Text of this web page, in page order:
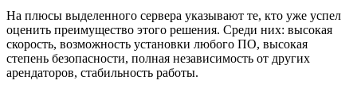
На плюсы выделенного сервера указывают те, кто уже успел
оценить преимущество этого решения. Среди них: высокая
скорость, возможность установки любого ПО, высокая
степень безопасности, полная независимость от других
арендаторов, стабильность работы.